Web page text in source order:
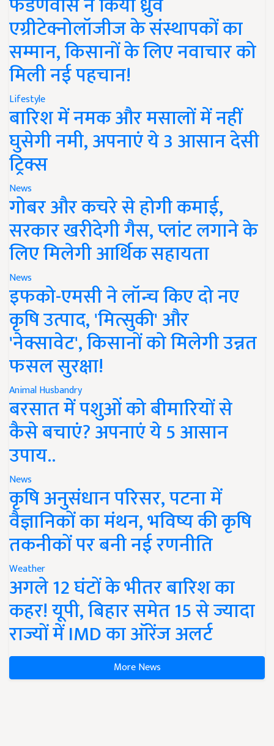
एग्रीटेक्नोलॉजीज के संस्थापकों का
सम्मान, किसानों के लिए नवाचार को
मिली नई पहचान!
Lifestyle
बारिश में नमक और मसालों में नहीं
घुसेगी नमी, अपनाएं ये 3 आसान देसी
ट्रिक्स
News
गोबर और कचरे से होगी कमाई,
सरकार खरीदेगी गैस, प्लांट लगाने के
लिए मिलेगी आर्थिक सहायता
News
इफको-एमसी ने लॉन्च किए दो नए
कृषि उत्पाद, 'मित्सुकी' और
'नेक्सावेट', किसानों को मिलेगी उन्नत
फसल सुरक्षा!
Animal Husbandry
बरसात में पशुओं को बीमारियों से
कैसे बचाएं? अपनाएं ये 5 आसान
उपाय..
News
कृषि अनुसंधान परिसर, पटना में
वैज्ञानिकों का मंथन, भविष्य की कृषि
तकनीकों पर बनी नई रणनीति
Weather
अगले 12 घंटों के भीतर बारिश का
कहर! यूपी, बिहार समेत 15 से ज्यादा
राज्यों में IMD का ऑरेंज अलर्ट
More News